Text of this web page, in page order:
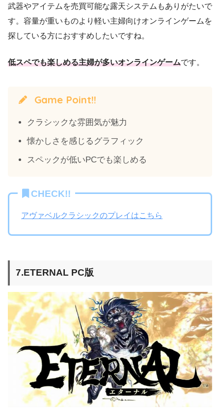
武器やアイテムを売買可能な露天システムもありがたいで
す。容量が重いものより軽い主婦向けオンラインゲームを
探している方におすすめしたいですね。
低スペでも楽しめる主婦が多いオンラインゲームです。
Game Point!!
クラシックな雰囲気が魅力
懐かしさを感じるグラフィック
スペックが低いPCでも楽しめる
CHECK!!
アヴァベルクラシックのプレイはこちら
7.ETERNAL PC版